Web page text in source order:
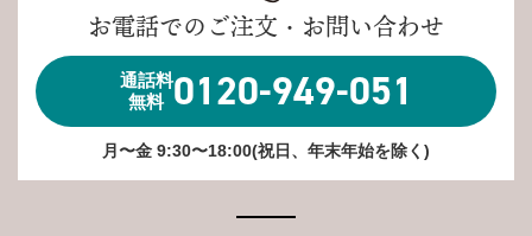
お電話でのご注文・お問い合わせ
通話料
無料 0120-949-051
月〜金 9:30〜18:00(祝日、年末年始を除く)